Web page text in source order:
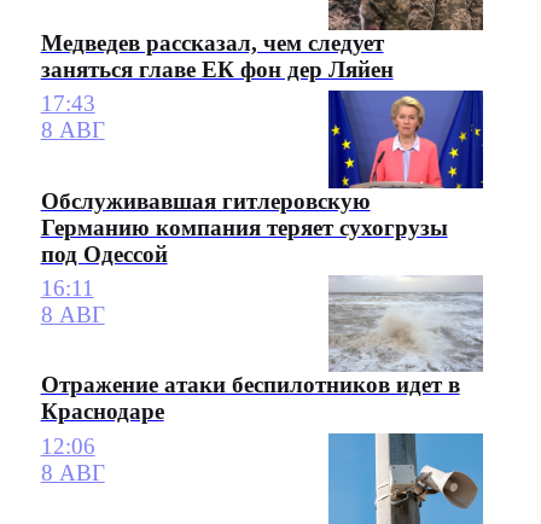
Медведев рассказал, чем следует
заняться главе ЕК фон дер Ляйен
17:43
8 АВГ
Обслуживавшая гитлеровскую
Германию компания теряет сухогрузы
под Одессой
16:11
8 АВГ
Отражение атаки беспилотников идет в
Краснодаре
12:06
8 АВГ